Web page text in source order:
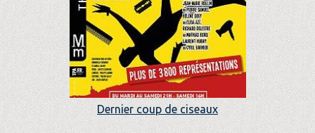
Dernier coup de ciseaux